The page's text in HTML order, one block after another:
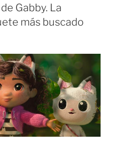
Gabby. La
más buscado